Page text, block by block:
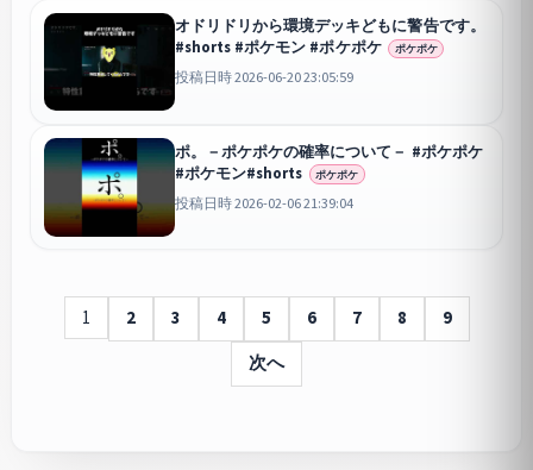
オドリドリから環境デッキどもに警告です。
#shorts #ポケモン #ポケポケ
ポケポケ
投稿日時 2026-06-20 23:05:59
ポ。－ポケポケの確率について－ #ポケポケ
#ポケモン#shorts
ポケポケ
投稿日時 2026-02-06 21:39:04
1 2 3 4 5 6 7 8
9
次へ